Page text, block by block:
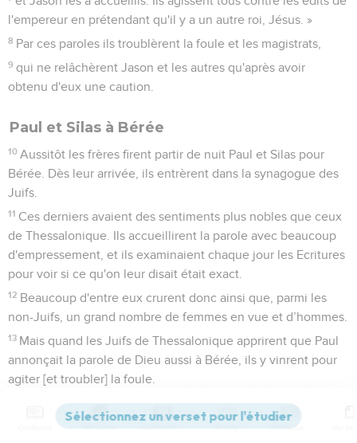
l'empereur en prétendant qu'il y a un autre roi, Jésus. »
8 Par ces paroles ils troublèrent la foule et les magistrats,
9 qui ne relâchèrent Jason et les autres qu'après avoir
obtenu d'eux une caution.
Paul et Silas à Bérée
10 Aussitôt les frères firent partir de nuit Paul et Silas pour
Bérée. Dès leur arrivée, ils entrèrent dans la synagogue des
Juifs.
11 Ces derniers avaient des sentiments plus nobles que ceux
de Thessalonique. Ils accueillirent la parole avec beaucoup
d'empressement, et ils examinaient chaque jour les Ecritures
pour voir si ce qu'on leur disait était exact.
12 Beaucoup d'entre eux crurent donc ainsi que, parmi les
non-Juifs, un grand nombre de femmes en vue et d’hommes.
13 Mais quand les Juifs de Thessalonique apprirent que Paul
annonçait la parole de Dieu aussi à Bérée, ils y vinrent pour
agiter [et troubler] la foule.
Alors les frères firent aussitôt partir Paul du côté de la mer,
tandis que Silas et Timothée restaient à Bérée.
Versions Commentaires Strong